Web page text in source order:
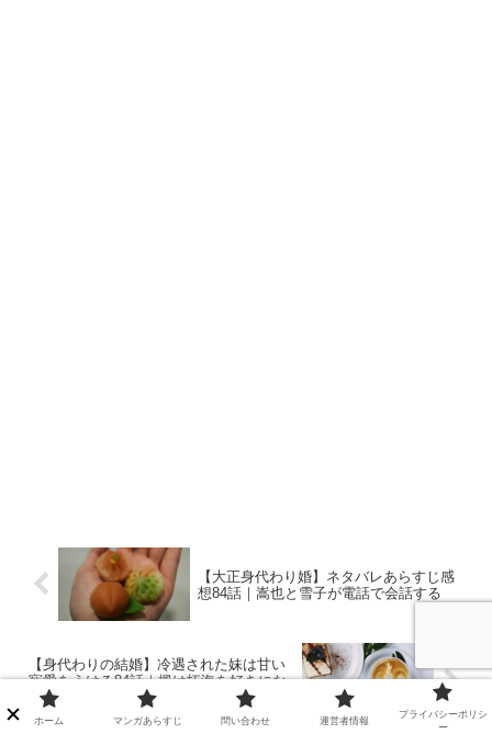
【大正身代わり婚】ネタバレあらすじ感
想84話｜嵩也と雪子が電話で会話する
【身代わりの結婚】冷遇された妹は甘い
寵愛をうける84話｜楓は拓海を好きにな
ったから律人と離婚したい!?
ホーム マンガあらすじ 問い合わせ 運営者情報
プライバシーポリシ
ー